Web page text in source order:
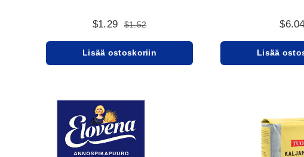
$1.29 $1.52
Lisää ostoskoriin
$6.04
Lisää